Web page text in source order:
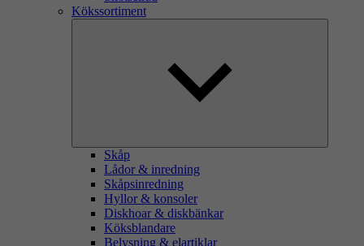
Kökssortiment
Skåp
Lådor & inredning
Skåpsinredning
Hyllor & konsoler
Diskhoar & diskbänkar
Köksblandare
Belysning & elartiklar